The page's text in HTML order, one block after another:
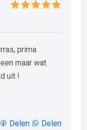
prima
maar wat
uit !
Delen Delen